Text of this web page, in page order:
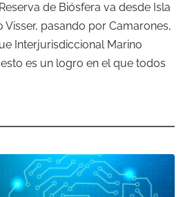
de Biósfera va desde Isla
Visser, pasando por Camarones,
Interjurisdiccional Marino
es un logro en el que todos